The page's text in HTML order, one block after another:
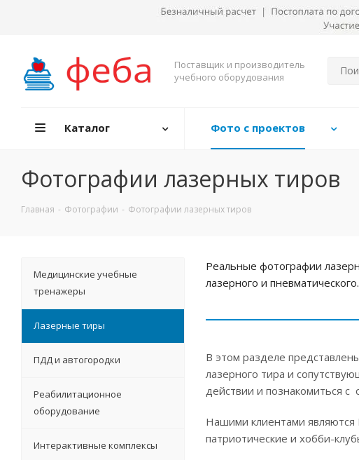
Поставщик и производитель
учебного оборудования
Каталог Фото с проектов
Фотографии лазерных тиров
Главная - Фотографии - Фотографии лазерных тиров
Реальные фотографии
лазерного и
В этом разделе
лазерного тира и
действии и познакомиться
Нашими клиентами
патриотические и хобби-
Медицинские учебные
тренажеры
Лазерные тиры
ПДД и автогородки
Реабилитационное
оборудование
Интерактивные комплексы